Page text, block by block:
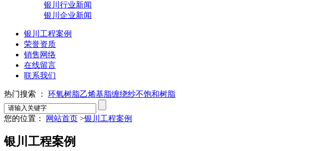
银川行业新闻
银川企业新闻
银川工程案例
荣誉资质
销售网络
在线留言
联系我们
热门搜索 ： 环氧树脂乙烯基脂缠绕纱不饱和树脂
您的位置： 网站首页 >银川工程案例
银川工程案例